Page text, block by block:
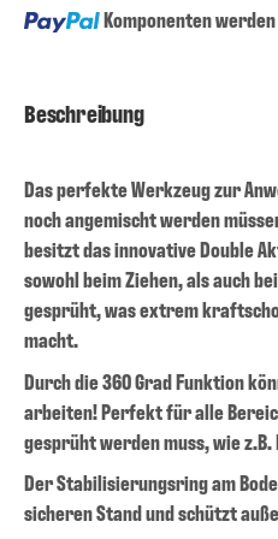
Loading...Komponenten
Beschreibung
Das perfekte Werkzeug zur
noch angemischt werden
besitzt das innovative Double
sowohl beim Ziehen, als auch
gesprüht, was extrem
macht.
Durch die 360 Grad Funktion
arbeiten! Perfekt für alle
gesprüht werden muss, wie
Der Stabilisierungsring am
sicheren Stand und schützt